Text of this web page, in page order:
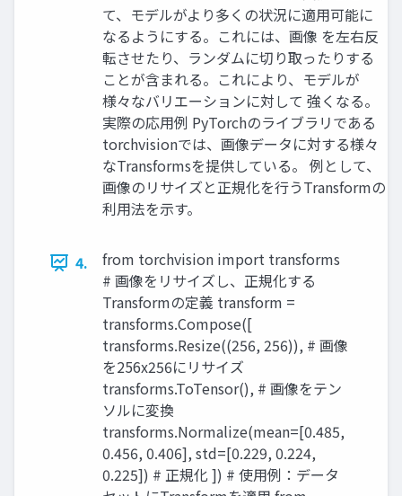
て、モデルがより多くの状況に適用可能に
なるようにする。これには、画像 を左右反
転させたり、ランダムに切り取ったりする
ことが含まれる。これにより、モデルが
様々なバリエーションに対して 強くなる。
実際の応用例 PyTorchのライブラリである
torchvisionでは、画像データに対する様々
なTransformsを提供している。 例として、
画像のリサイズと正規化を行うTransformの
利用法を示す。
4.
from torchvision import transforms
# 画像をリサイズし、正規化する
Transformの定義 transform =
transforms.Compose([
transforms.Resize((256, 256)), # 画像
を256x256にリサイズ
transforms.ToTensor(), # 画像をテン
ソルに変換
transforms.Normalize(mean=[0.485,
0.456, 0.406], std=[0.229, 0.224,
0.225]) # 正規化 ]) # 使用例：データ